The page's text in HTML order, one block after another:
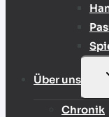
Über uns
Chronik